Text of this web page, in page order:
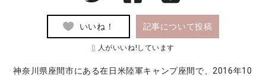
いいね！ 記事について投稿
0 人がいいね!しています
神奈川県座間市にある在日米陸軍キャンプ座間で、2016年10